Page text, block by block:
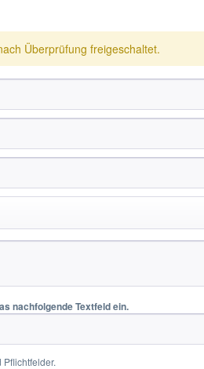
Überprüfung freigeschaltet.
nachfolgende Textfeld ein.